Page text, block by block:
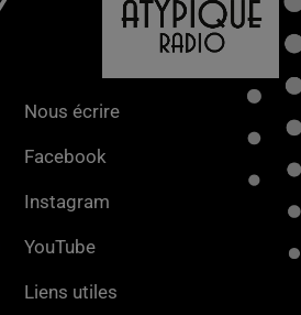
Nous écrire
Facebook
Instagram
YouTube
Liens utiles